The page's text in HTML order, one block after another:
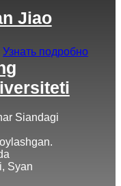
Узнать подробно
Jiao
Siandagi
Syan